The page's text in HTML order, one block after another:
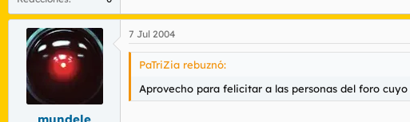
mundele
7 Jul 2004
PaTriZia rebuznó:
Aprovecho para felicitar a las personas del foro